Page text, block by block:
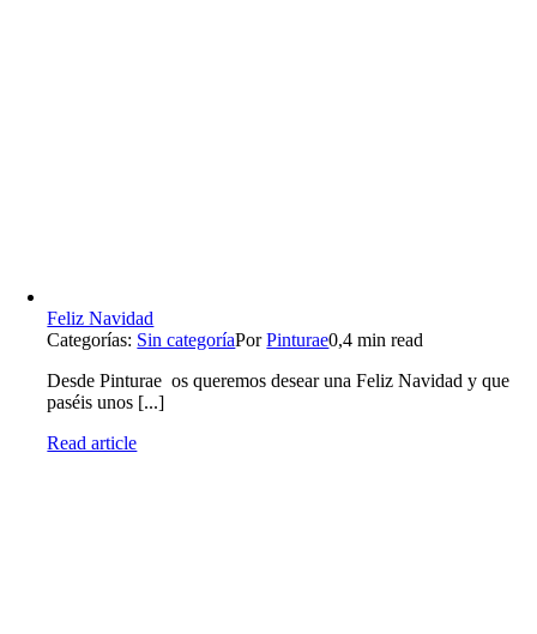
Feliz Navidad
Categorías: Sin categoríaPorPinturae0,4 min read
Desde Pinturae os queremos desear una Feliz Navidad y que
paséis unos [...]
Read article